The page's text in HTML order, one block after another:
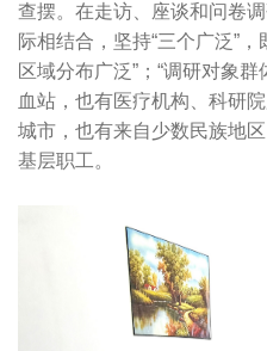
查摆。在走访、座谈和问卷
际相结合，坚持“三个广泛”，
区域分布广泛”；“调研对象
血站，也有医疗机构、科研
城市，也有来自少数民族地
基层职工。